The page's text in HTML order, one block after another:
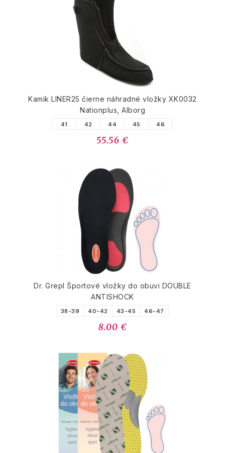
Kamik LINER25 čierne náhradné vložky XK0032
Nationplus, Alborg
41 42 44 45 46
55.56 €
Dr. Grepl Športové vložky do obuvi DOUBLE
ANTISHOCK
38-39 40-42 43-45 46-47
8.00 €